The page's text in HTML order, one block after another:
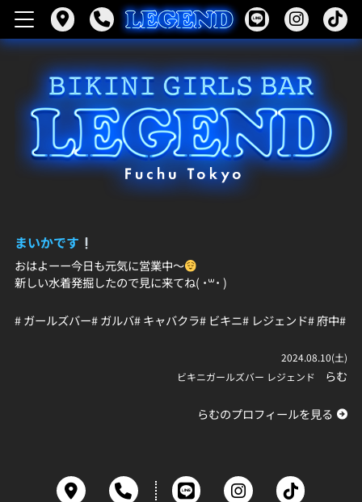
まいかです
おはよーー今日も元気に営業中〜
新しい水着発掘したので見に来てね( ˙꒳​˙ )
# ガールズバー# ガルバ# キャバクラ# ビキニ# レジェンド# 府中#
2024.08.10(土)
ビキニガールズバー レジェンド
らむ
らむのプロフィールを見る